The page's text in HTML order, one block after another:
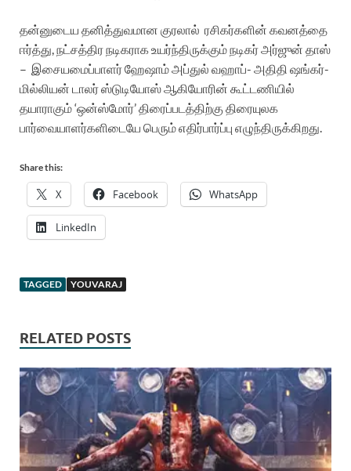
தன்னுடைய தனித்துவமான குரலால் ரசிகர்களின் கவனத்தை
ஈர்த்து, நட்சத்திர நடிகராக உயர்ந்திருக்கும் நடிகர் அர்ஜுன் தாஸ்
– இசையமைப்பாளர் ஹேஷாம் அப்துல் வஹாப்- அதிதி ஷங்கர்-
மில்லியன் டாலர் ஸ்டுடியோஸ் ஆகியோரின் கூட்டணியில்
தயாராகும் ‘ஒன்ஸ்மோர்’ திரைப்படத்திற்கு திரையுலக
பார்வையாளர்களிடையே பெரும் எதிர்பார்ப்பு எழுந்திருக்கிறது.
Share this:
X Facebook WhatsApp
LinkedIn
TAGGED YOUVARAJ
RELATED POSTS